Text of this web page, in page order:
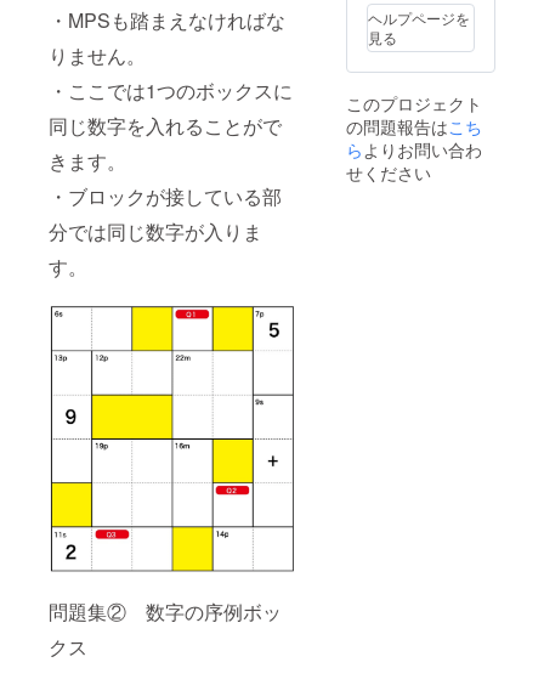
・MPSも踏まえなければな
りません。
・ここでは1つのボックスに
同じ数字を入れることがで
きます。
・ブロックが接している部
分では同じ数字が入りま
す。
問題集② 数字の序例ボッ
クス
ヘルプページを
見る
このプロジェクト
の問題報告はこち
ら よりお問い合わ
せください